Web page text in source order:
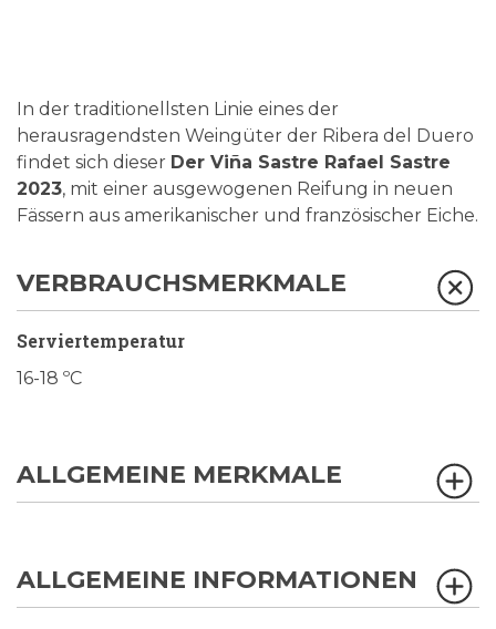
In der traditionellsten Linie eines der
herausragendsten Weingüter der Ribera del Duero
findet sich dieser Der Viña Sastre Rafael Sastre
2023, mit einer ausgewogenen Reifung in neuen
Fässern aus amerikanischer und französischer Eiche.
VERBRAUCHSMERKMALE
Serviertemperatur
16-18 ºC
ALLGEMEINE MERKMALE
ALLGEMEINE INFORMATIONEN